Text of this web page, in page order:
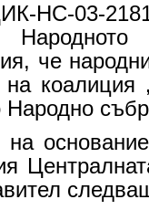
НС-03-2181
че
на
Народно